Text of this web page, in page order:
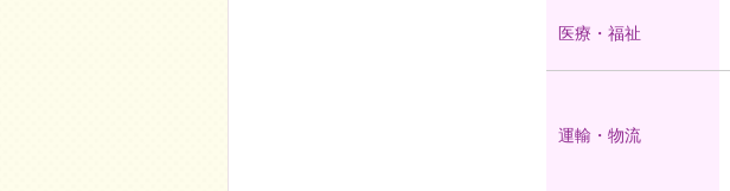
医療・福祉
運輸・物流